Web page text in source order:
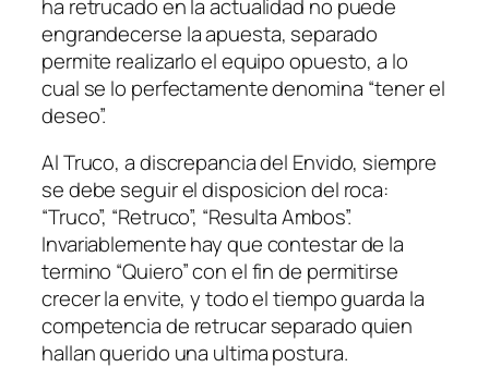
ha retrucado en la actualidad no puede
engrandecerse la apuesta, separado
permite realizarlo el equipo opuesto, a lo
cual se lo perfectamente denomina “tener el
deseo”.
Al Truco, a discrepancia del Envido, siempre
se debe seguir el disposicion del roca:
“Truco”, “Retruco”, “Resulta Ambos”.
Invariablemente hay que contestar de la
termino “Quiero” con el fin de permitirse
crecer la envite, y todo el tiempo guarda la
competencia de retrucar separado quien
hallan querido una ultima postura.